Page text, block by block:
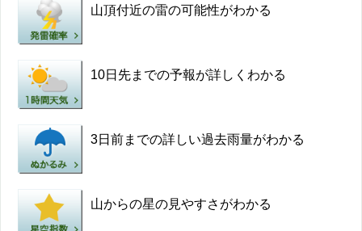
山頂付近の雷の可能性がわかる
10日先までの予報が詳しくわかる
3日前までの詳しい過去雨量がわかる
山からの星の見やすさがわかる